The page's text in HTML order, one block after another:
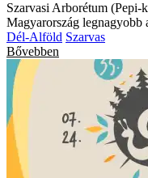
Szarvasi Arborétum (Pepi-
Magyarország legnagyobb
Dél-Alföld Szarvas
Bővebben